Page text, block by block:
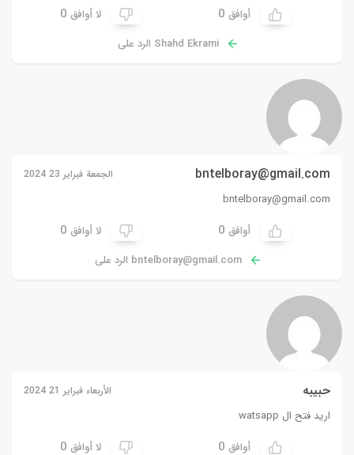
أوافق 0 لا أوافق 0
Shahd Ekrami الرد على
bntelboray@gmail.com الجمعة فبراير 23 2024
bntelboray@gmail.com
أوافق 0 لا أوافق 0
bntelboray@gmail.com الرد على
حبيبه الأربعاء فبراير 21 2024
اريد فتح ال watsapp
أوافق 0 لا أوافق 0